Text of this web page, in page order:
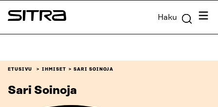
Siirry
suoraan
Sitra Haku
ETUSIVU IHMISET SARI SOINOJA
Sari Soinoja